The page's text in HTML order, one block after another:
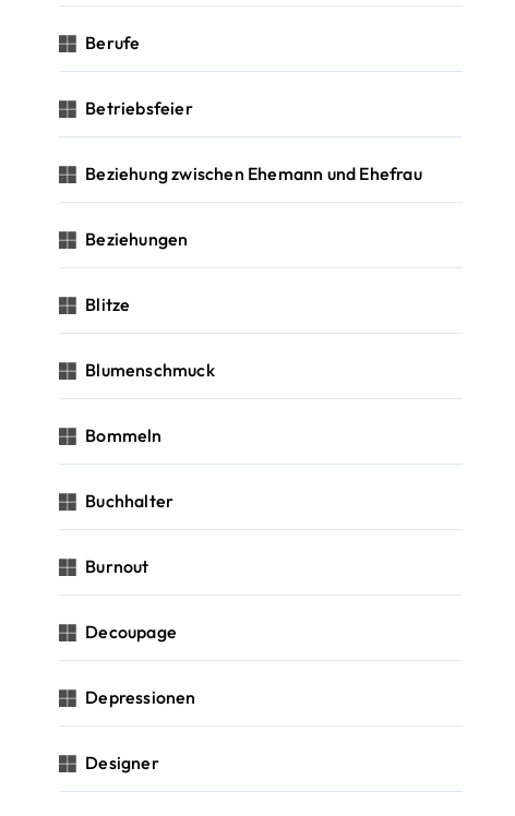
Berufe
Betriebsfeier
Beziehung zwischen Ehemann und Ehefrau
Beziehungen
Blitze
Blumenschmuck
Bommeln
Buchhalter
Burnout
Decoupage
Depressionen
Designer